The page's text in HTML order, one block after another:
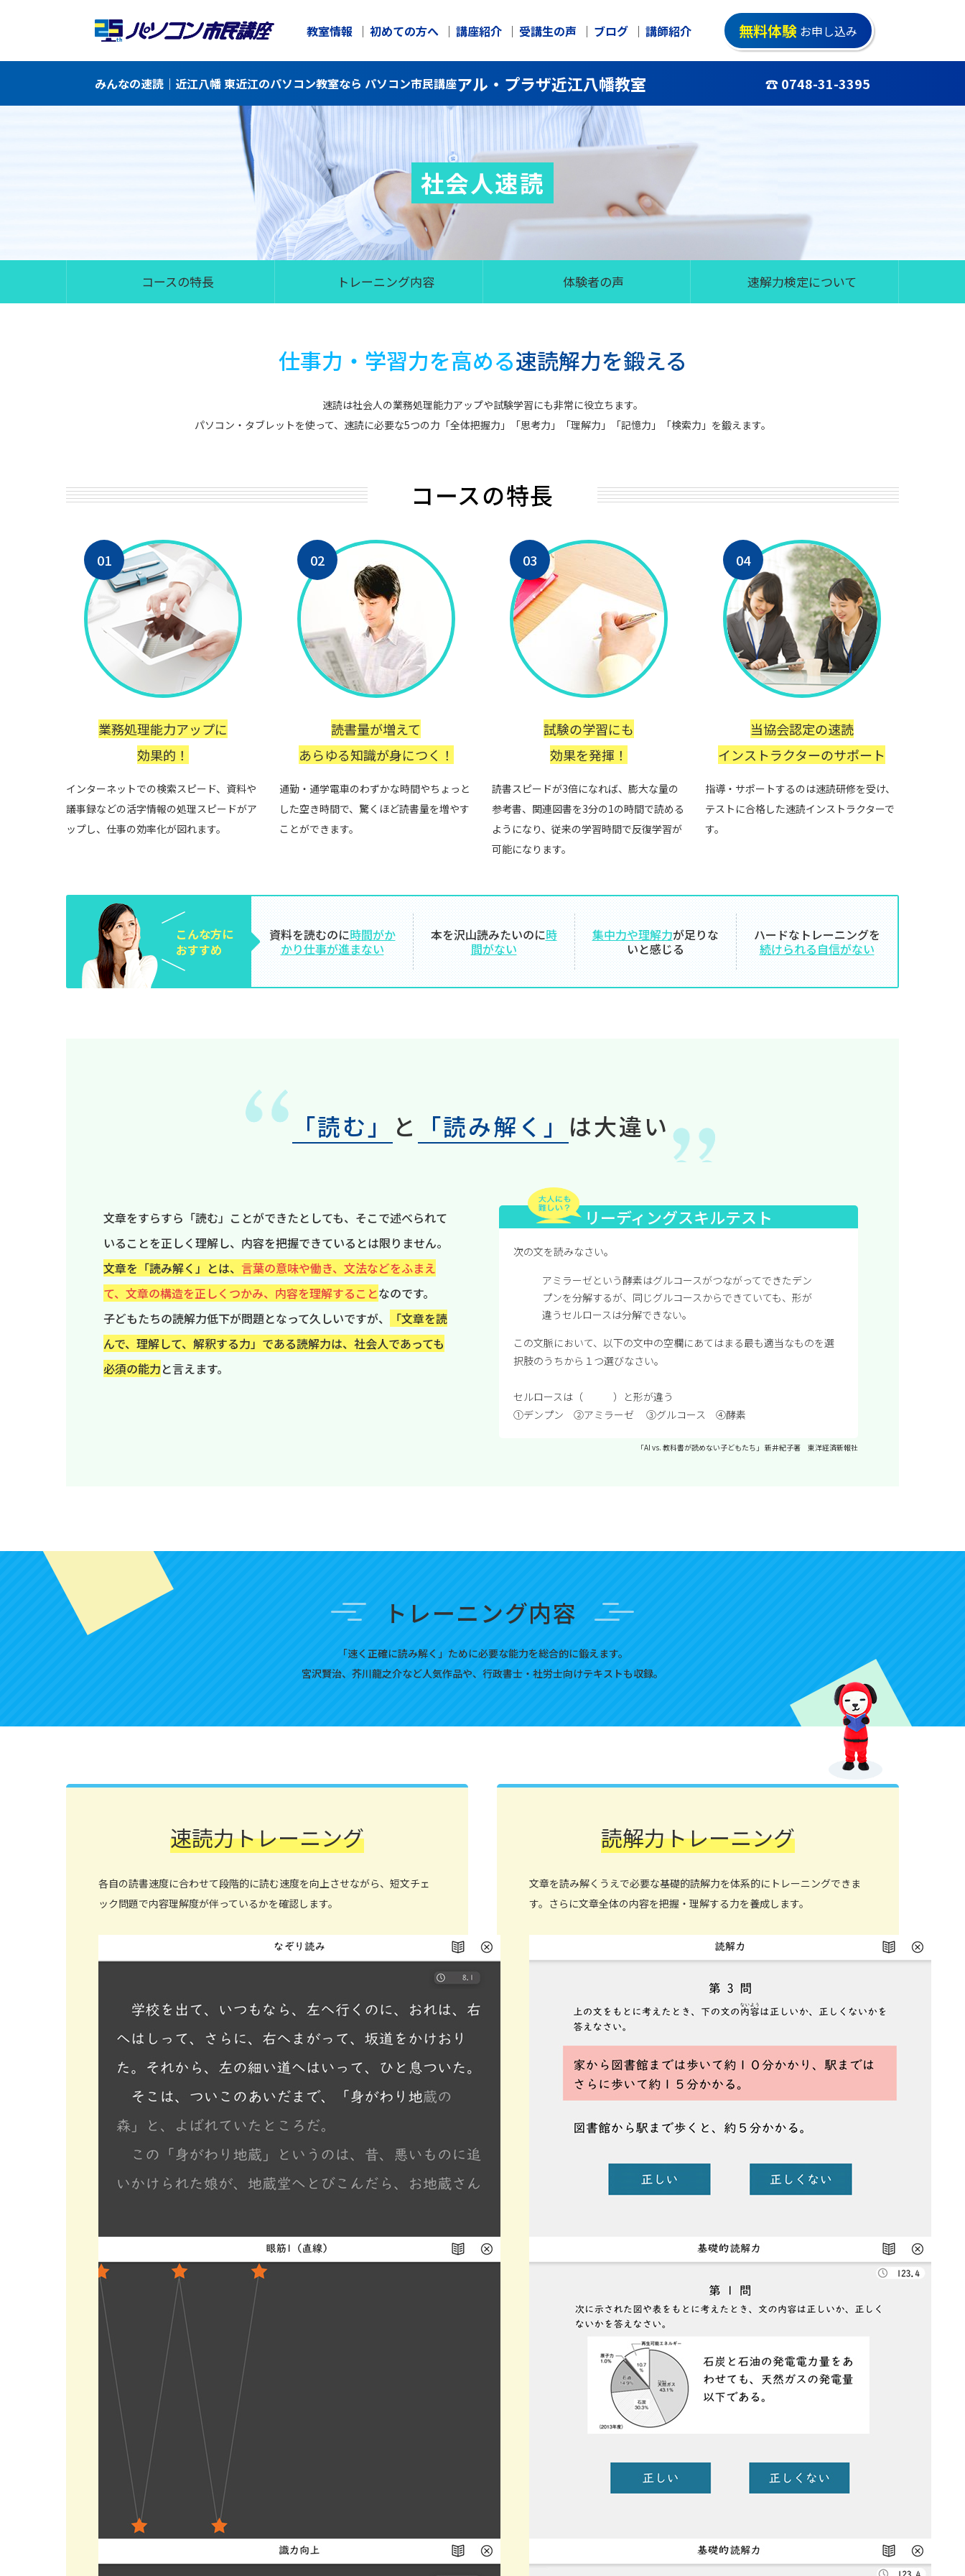
教室情報 初めての方へ 講座紹介 受講生の声 ブログ 講師紹介 無料体験 お申し込み
みんなの速読｜近江八幡 東近江のパソコン教室なら パソコン市民講座アル・プラザ近江八幡教室 ☎ 0748-31-3395
社会人速読
コースの特長 トレーニング内容 体験者の声 速解力検定について
仕事力・学習力を高める速読解力を鍛える
速読は社会人の業務処理能力アップや試験学習にも非常に役立ちます。
パソコン・タブレットを使って、速読に必要な5つの力「全体把握力」「思考力」「理解力」「記憶力」「検索力」を鍛えます。
コースの特長
01
業務処理能力アップに
効果的！
インターネットでの検索スピード、資料や
議事録などの活字情報の処理スピードがア
ップし、仕事の効率化が図れます。
02
読書量が増えて
あらゆる知識が身につく！
通勤・通学電車のわずかな時間やちょっと
した空き時間で、驚くほど読書量を増やす
ことができます。
03
試験の学習にも
効果を発揮！
読書スピードが3倍になれば、膨大な量の
参考書、関連図書を3分の1の時間で読める
ようになり、従来の学習時間で反復学習が
可能になります。
04
当協会認定の速読
インストラクターのサポート
指導・サポートするのは速読研修を受け、
テストに合格した速読インストラクターで
す。
こんな方に
おすすめ
資料を読むのに時間がか
かり仕事が進まない
本を沢山読みたいのに時
間がない
集中力や理解力が足りな
いと感じる
ハードなトレーニングを
続けられる自信がない
「読む」 と 「読み解く」 は大違い
文章をすらすら「読む」ことができたとしても、そこで述べられて
いることを正しく理解し、内容を把握できているとは限りません。
文章を「読み解く」とは、 言葉の意味や働き、文法などをふまえ
て、文章の構造を正しくつかみ、内容を理解することなのです。
子どもたちの読解力低下が問題となって久しいですが、
「文章を読
んで、理解して、解釈する力」である読解力は、社会人であっても
必須の能力と言えます。
リーディングスキルテスト
次の文を読みなさい。
アミラーゼという酵素はグルコースがつながってできたデン
プンを分解するが、同じグルコースからできていても、形が
違うセルロースは分解できない。
この文脈において、以下の文中の空欄にあてはまる最も適当なものを選
択肢のうちから１つ選びなさい。
セルロースは（ ）と形が違う
①デンプン ②アミラーゼ
③グルコース ④酵素
「AI vs. 教科書が読めない子どもたち」 新井紀子著 東洋経済新報社
トレーニング内容
「速く正確に読み解く」ために必要な能力を総合的に鍛えます。
宮沢賢治、芥川龍之介など人気作品や、行政書士・社労士向けテキストも収録。
速読力トレーニング
各自の読書速度に合わせて段階的に読む速度を向上させながら、短文チェ
ック問題で内容理解度が伴っているかを確認します。
読解力トレーニング
文章を読み解くうえで必要な基礎的読解力を体系的にトレーニングできま
す。さらに文章全体の内容を把握・理解する力を養成します。